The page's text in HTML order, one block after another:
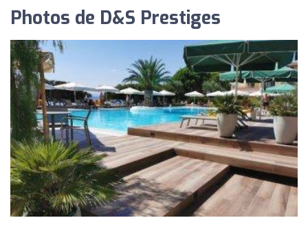
Photos de D&S Prestiges